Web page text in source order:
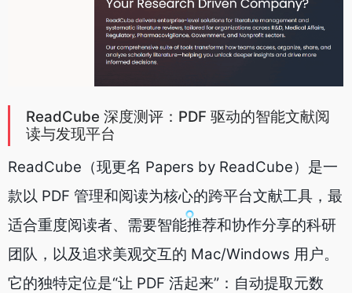
ReadCube 深度测评：PDF 驱动的智能文献阅
读与发现平台
ReadCube（现更名 Papers by ReadCube）是一
款以 PDF 管理和阅读为核心的跨平台文献工具，最
适合重度阅读者、需要智能推荐和协作分享的科研
团队，以及追求美观交互的 Mac/Windows 用户。
它的独特定位是“让 PDF 活起来”：自动提取元数